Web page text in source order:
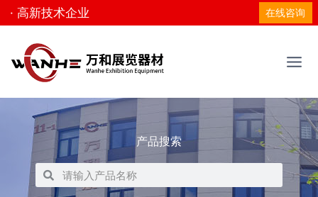
· 高新技术企业 在线咨询
产品搜索